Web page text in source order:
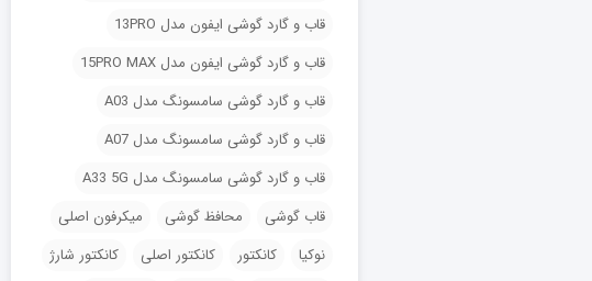
قاب و گارد گوشی ایفون مدل 13PRO
قاب و گارد گوشی ایفون مدل 15PRO MAX
قاب و گارد گوشی سامسونگ مدل A03
قاب و گارد گوشی سامسونگ مدل A07
قاب و گارد گوشی سامسونگ مدل A33 5G
قاب گوشی
محافظ گوشی
میکرفون اصلی
نوکیا
کانکتور کانکتور اصلی
کانکتور شارژ